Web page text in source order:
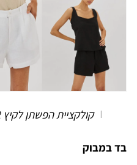
קולקציית הפשתן לקיץ 22
בד במבוק